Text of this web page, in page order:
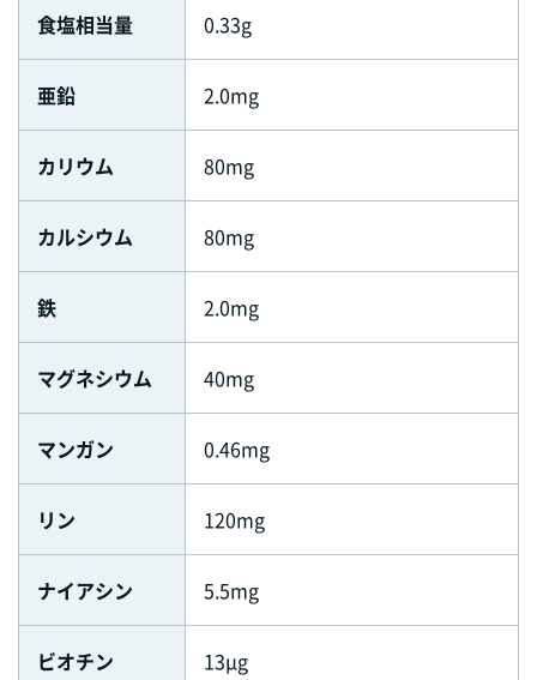
食塩相当量 0.33g
亜鉛 2.0mg
カリウム 80mg
カルシウム 80mg
鉄 2.0mg
マグネシウム 40mg
マンガン 0.46mg
リン 120mg
ナイアシン 5.5mg
ビオチン 13μg